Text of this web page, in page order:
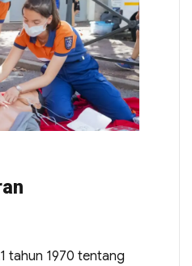
tahun 1970 tentang